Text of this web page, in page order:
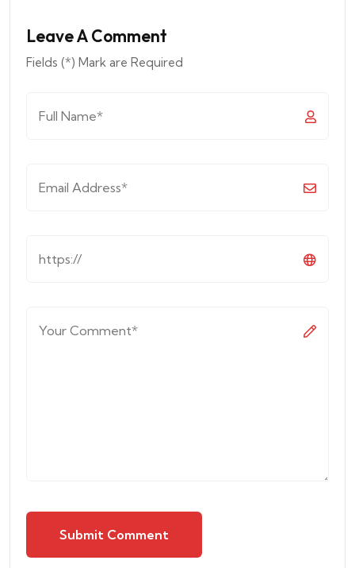
Leave A Comment
Fields (*) Mark are Required
Submit Comment